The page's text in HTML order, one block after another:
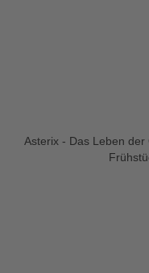
Asterix - Das Leben